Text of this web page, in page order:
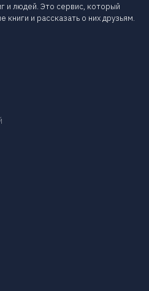
и людей. Это сервис, который
и рассказать о них друзьям.